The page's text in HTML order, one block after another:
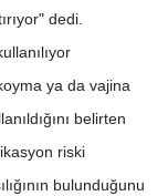
dedi.
ya da vajina
belirten
riski
bulunduğunu